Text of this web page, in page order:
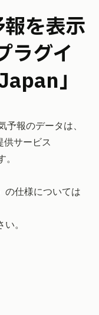
ラグイ
」
報のデータは、
サービス
の仕様については
。